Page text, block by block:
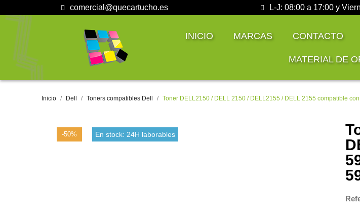
comercial@quecartucho.es L-J: 08:00 a 17:00 y
INICIO MARCAS CONTACTO
MATERIAL DE
Inicio Dell Toners compatibles Dell Toner DELL2150 / DELL 2150 / DELL2155 / DELL 2155 compatible
-50% En stock: 24H laborables